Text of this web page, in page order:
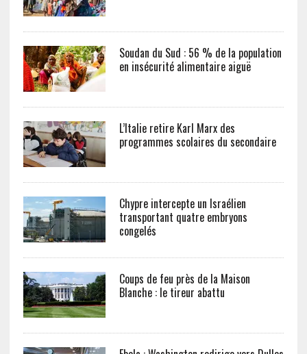
Soudan du Sud : 56 % de la population
en insécurité alimentaire aiguë
L’Italie retire Karl Marx des
programmes scolaires du secondaire
Chypre intercepte un Israélien
transportant quatre embryons
congelés
Coups de feu près de la Maison
Blanche : le tireur abattu